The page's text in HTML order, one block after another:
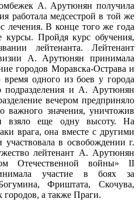
А. Арутюнян получила
работала медсестрой в той же
лечения. В конце того же года
Пройдя курс обучения,
лейтенанта. Лейтенант
А. Арутюнян принимала
городов Моравска-Острава и
одного из боев у города
и А. Арутюнян
вечером предприняло
важного значения, уничтожив
взяло еще одну высоту. На
врага, она вместе с другими
участвовала в освобождении г.
лейтенант А. Арутюнян
Отечественной войны» II
участие в боях за
Фриштата, Скочува,
а также Праги.